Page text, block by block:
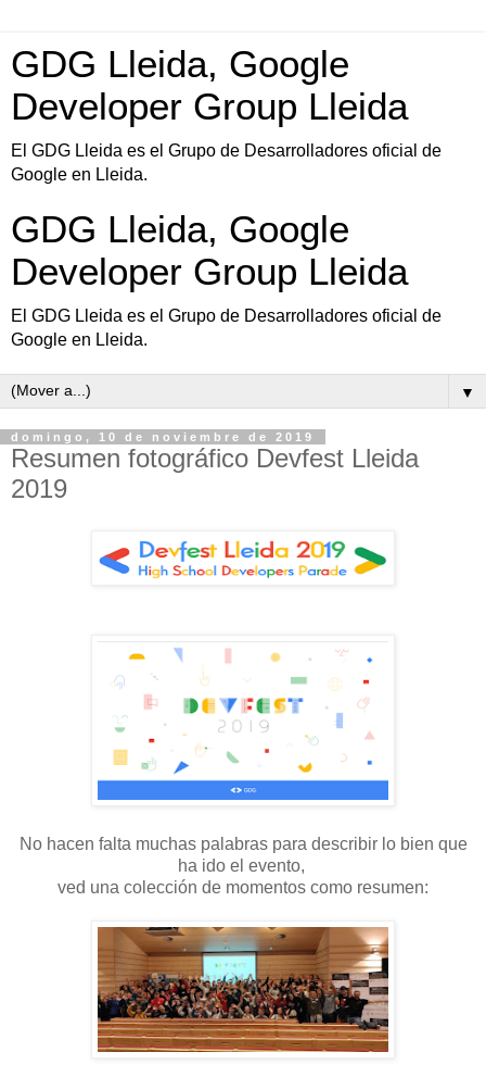
GDG Lleida, Google
Developer Group Lleida
El GDG Lleida es el Grupo de Desarrolladores oficial de
Google en Lleida.
GDG Lleida, Google
Developer Group Lleida
El GDG Lleida es el Grupo de Desarrolladores oficial de
Google en Lleida.
▼
domingo, 10 de noviembre de 2019
Resumen fotográfico Devfest Lleida
2019
No hacen falta muchas palabras para describir lo bien que
ha ido el evento,
ved una colección de momentos como resumen: